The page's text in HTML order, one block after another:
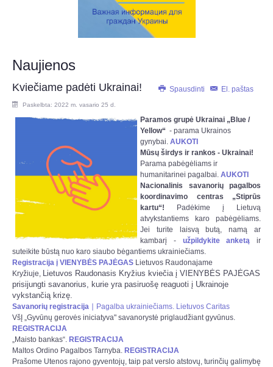
Naujienos
Spausdinti El. paštas
Kviečiame padėti Ukrainai!
Paskelbta: 2022 m. vasario 25 d.
Paramos grupė Ukrainai „Blue /
Yellow“ - parama Ukrainos
gynybai. AUKOTI
Mūsų širdys ir rankos - Ukrainai!
Parama pabėgėliams ir
humanitarinei pagalbai. AUKOTI
Nacionalinis savanorių pagalbos
koordinavimo centras „Stiprūs
kartu“! Padėkime į Lietuvą
atvykstantiems karo pabėgėliams.
Jei turite laisvą butą, namą ar
kambarį - užpildykite anketą ir
suteikite būstą nuo karo siaubo bėgantiems ukrainiečiams.
Registracija į VIENYBĖS PAJĖGAS Lietuvos Raudonajame
Kryžiuje,
Lietuvos Raudonasis Kryžius kviečia į VIENYBĖS PAJĖGAS
prisijungti savanorius, kurie yra pasiruošę reaguoti į Ukrainoje
vykstančią krizę.
Savanorių registracija ∣ Pagalba ukrainiečiams. Lietuvos Caritas
VšĮ „Gyvūnų gerovės iniciatyva" savanorystė priglaudžiant gyvūnus.
REGISTRACIJA
„Maisto bankas“. REGISTRACIJA
Maltos Ordino Pagalbos Tarnyba. REGISTRACIJA
Prašome Utenos rajono gyventojų, taip pat verslo atstovų, turinčių galimybę